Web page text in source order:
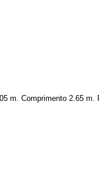
m. Comprimento 2.65